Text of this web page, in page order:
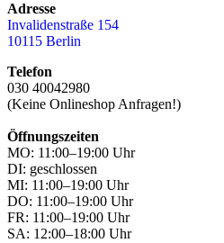
Adresse
Invalidenstraße 154
10115 Berlin
Telefon
030 40042980
(Keine Onlineshop Anfragen!)
Öffnungszeiten
MO: 11:00–19:00 Uhr
DI: geschlossen
MI: 11:00–19:00 Uhr
DO: 11:00–19:00 Uhr
FR: 11:00–19:00 Uhr
SA: 12:00–18:00 Uhr